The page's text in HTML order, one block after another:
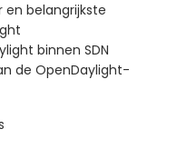
belangrijkste
binnen SDN
de OpenDaylight-